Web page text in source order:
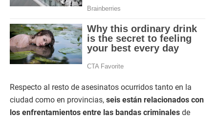
Respecto al resto de asesinatos ocurridos tanto en la
ciudad como en provincias, seis están relacionados con
los enfrentamientos entre las bandas criminales de